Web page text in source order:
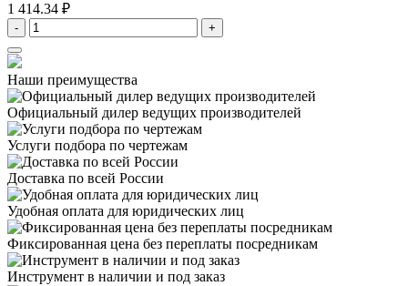
1 414.34 ₽
- +
Наши преимущества
Официальный дилер ведущих производителей
Услуги подбора по чертежам
Доставка по всей России
Удобная оплата для юридических лиц
Фиксированная цена без переплаты посредникам
Инструмент в наличии и под заказ